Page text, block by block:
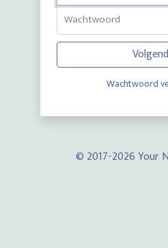
Wachtwoord
© 2017-2026 Your